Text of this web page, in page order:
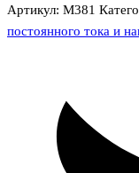
М-381
Амперметр,вольтметр
Артикул: М381
постоянного тока и